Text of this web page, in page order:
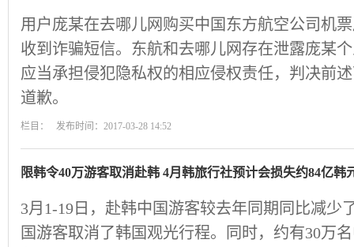
用户庞某在去哪儿网购买中国东方航空公司机
收到诈骗短信。东航和去哪儿网存在泄露庞某
应当承担侵犯隐私权的相应侵权责任，判决前
道歉。
栏目： 发布时间：2017-03-28 14:52
限韩令40万游客取消赴韩 4月韩旅行社预计会损失约84亿韩
3月1-19日，赴韩中国游客较去年同期同比减少
国游客取消了韩国观光行程。同时，约有30万